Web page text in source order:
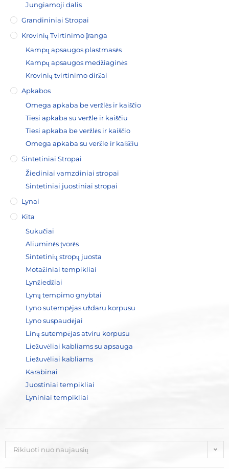
Jungiamoji dalis
Grandininiai Stropai
Krovinių Tvirtinimo Įranga
Kampų apsaugos plastmasės
Kampų apsaugos medžiaginės
Krovinių tvirtinimo diržai
Apkabos
Omega apkaba be veržlės ir kaiščio
Tiesi apkaba su veržle ir kaiščiu
Tiesi apkaba be veržlės ir kaiščio
Omega apkaba su veržle ir kaiščiu
Sintetiniai Stropai
Žiediniai vamzdiniai stropai
Sintetiniai juostiniai stropai
Lynai
Kita
Sukučiai
Aliuminės įvorės
Sintetinių stropų juosta
Motažiniai tempikliai
Lynžiedžiai
Lynų tempimo gnybtai
Lyno sutempėjas uždaru korpusu
Lyno suspaudėjai
Linų sutempėjas atviru korpusu
Liežuvėliai kabliams su apsauga
Liežuvėliai kabliams
Karabinai
Juostiniai tempikliai
Lyniniai tempikliai
Rikiuoti nuo naujausių